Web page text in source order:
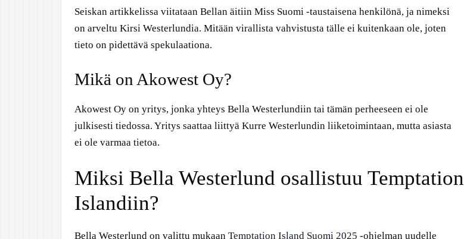
Seiskan artikkelissa viitataan Bellan äitiin Miss Suomi -taustaisena henkilönä, ja nimeksi
on arveltu Kirsi Westerlundia. Mitään virallista vahvistusta tälle ei kuitenkaan ole, joten
tieto on pidettävä spekulaationa.
Mikä on Akowest Oy?
Akowest Oy on yritys, jonka yhteys Bella Westerlundiin tai tämän perheeseen ei ole
julkisesti tiedossa. Yritys saattaa liittyä Kurre Westerlundin liiketoimintaan, mutta asiasta
ei ole varmaa tietoa.
Miksi Bella Westerlund osallistuu Temptation
Islandiin?
Bella Westerlund on valittu mukaan Temptation Island Suomi 2025 -ohjelman uudelle